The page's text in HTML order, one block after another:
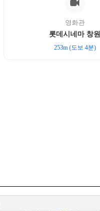
영화관
롯데시네마 창원
253m (도보 4분)